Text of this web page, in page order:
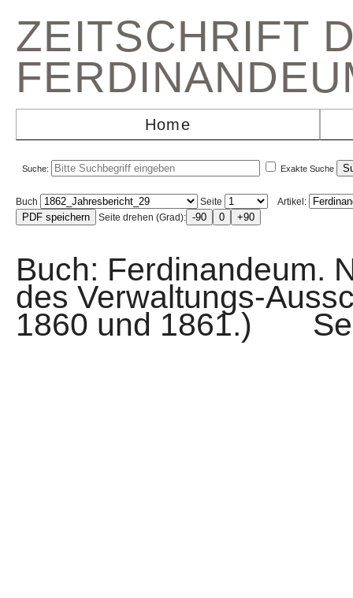
ZEITSCHRIFT
Home
Suche: Exakte Suche
Buch Seite
Artikel:
Seite drehen (Grad):
Buch: Ferdinandeum.
des Verwaltungs-
1860 und 1861.)